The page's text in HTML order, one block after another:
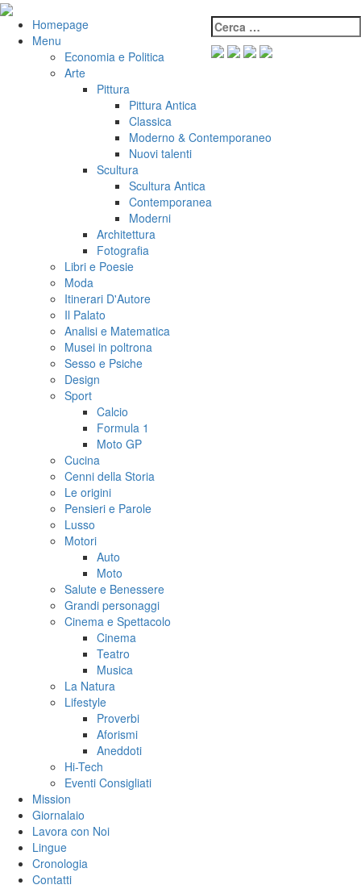
Salta
contenuto
VeniVidiVici Cerca:
Homepage
Menu
Economia e Politica
Arte
Pittura
Pittura Antica
Classica
Moderno & Contemporaneo
Nuovi talenti
Scultura
Scultura Antica
Contemporanea
Moderni
Architettura
Fotografia
Libri e Poesie
Moda
Itinerari D'Autore
Il Palato
Analisi e Matematica
Musei in poltrona
Sesso e Psiche
Design
Sport
Calcio
Formula 1
Moto GP
Cucina
Cenni della Storia
Le origini
Pensieri e Parole
Lusso
Motori
Auto
Moto
Salute e Benessere
Grandi personaggi
Cinema e Spettacolo
Cinema
Teatro
Musica
La Natura
Lifestyle
Proverbi
Aforismi
Aneddoti
Hi-Tech
Eventi Consigliati
Mission
Giornalaio
Lavora con Noi
Lingue
Cronologia
Contatti